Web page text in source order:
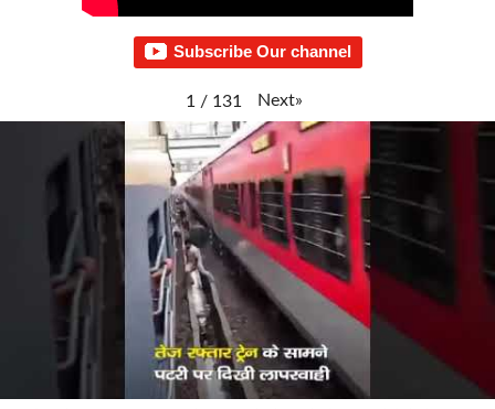
Subscribe Our channel
1 / 131 Next»